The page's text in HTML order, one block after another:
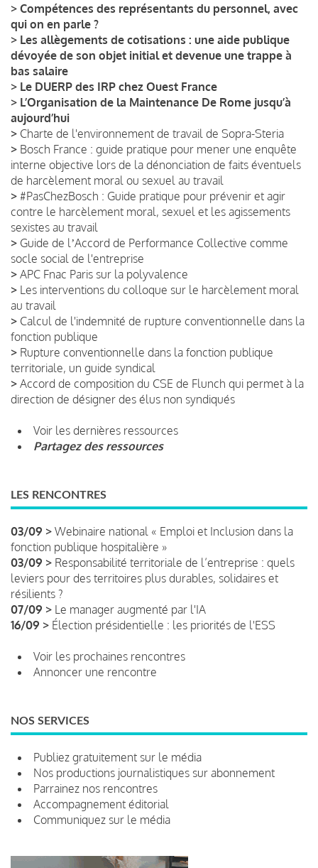
> Compétences des représentants du personnel, avec
qui on en parle ?
> Les allègements de cotisations : une aide publique
dévoyée de son objet initial et devenue une trappe à
bas salaire
> Le DUERP des IRP chez Ouest France
> L’Organisation de la Maintenance De Rome jusqu’à
aujourd’hui
> Charte de l'environnement de travail de Sopra-Steria
> Bosch France : guide pratique pour mener une enquête
interne objective lors de la dénonciation de faits éventuels
de harcèlement moral ou sexuel au travail
> #PasChezBosch : Guide pratique pour prévenir et agir
contre le harcèlement moral, sexuel et les agissements
sexistes au travail
> Guide de lʼAccord de Performance Collective comme
socle social de l'entreprise
> APC Fnac Paris sur la polyvalence
> Les interventions du colloque sur le harcèlement moral
au travail
> Calcul de l'indemnité de rupture conventionnelle dans la
fonction publique
> Rupture conventionnelle dans la fonction publique
territoriale, un guide syndical
> Accord de composition du CSE de Flunch qui permet à la
direction de désigner des élus non syndiqués
Voir les dernières ressources
Partagez des ressources
LES RENCONTRES
03/09 > Webinaire national « Emploi et Inclusion dans la
fonction publique hospitalière »
03/09 > Responsabilité territoriale de l’entreprise : quels
leviers pour des territoires plus durables, solidaires et
résilients ?
07/09 > Le manager augmenté par l'IA
16/09 > Élection présidentielle : les priorités de l'ESS
Voir les prochaines rencontres
Annoncer une rencontre
NOS SERVICES
Publiez gratuitement sur le média
Nos productions journalistiques sur abonnement
Parrainez nos rencontres
Accompagnement éditorial
Communiquez sur le média